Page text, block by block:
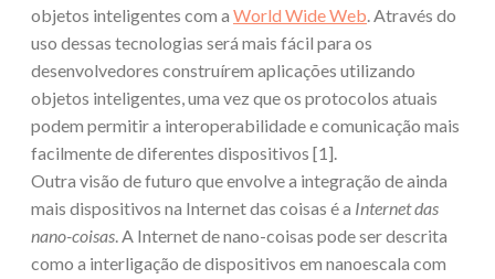
objetos inteligentes com a World Wide Web. Através do
uso dessas tecnologias será mais fácil para os
desenvolvedores construírem aplicações utilizando
objetos inteligentes, uma vez que os protocolos atuais
podem permitir a interoperabilidade e comunicação mais
facilmente de diferentes dispositivos [1].
Outra visão de futuro que envolve a integração de ainda
mais dispositivos na Internet das coisas é a Internet das
nano-coisas. A Internet de nano-coisas pode ser descrita
como a interligação de dispositivos em nanoescala com